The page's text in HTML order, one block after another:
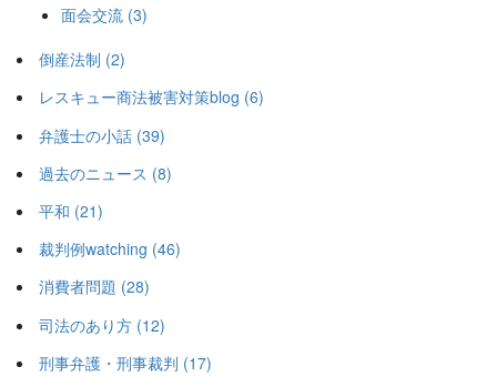
面会交流 (3)
倒産法制 (2)
レスキュー商法被害対策blog (6)
弁護士の小話 (39)
過去のニュース (8)
平和 (21)
裁判例watching (46)
消費者問題 (28)
司法のあり方 (12)
刑事弁護・刑事裁判 (17)